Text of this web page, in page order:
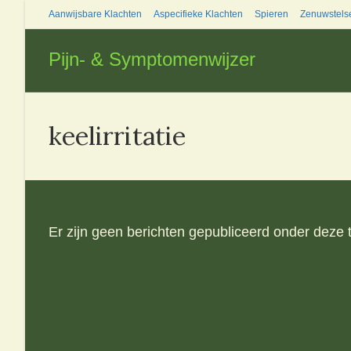
Aanwijsbare Klachten Aspecifieke Klachten Spieren
Pijn- & Symptomenwijzer
keelirritatie
Er zijn geen berichten gepubliceerd onder deze